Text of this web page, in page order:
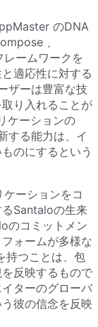
のDNA
、
レームワークを
適応性に対する
ザーは豊富な技
り入れることが
ケーションの
する能力は、イ
のにするという
ーションをコ
Santaloの生来
のコミットメン
ォームが多様な
持つことは、包
反映するもので
ターのグローバ
彼の信念を反映